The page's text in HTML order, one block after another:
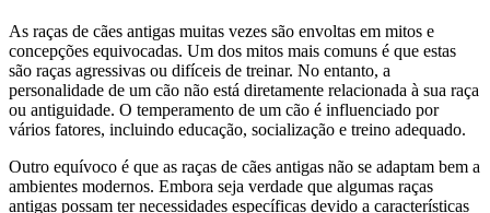
As raças de cães antigas muitas vezes são envoltas em mitos e
concepções equivocadas. Um dos mitos mais comuns é que estas
são raças agressivas ou difíceis de treinar. No entanto, a
personalidade de um cão não está diretamente relacionada à sua raça
ou antiguidade. O temperamento de um cão é influenciado por
vários fatores, incluindo educação, socialização e treino adequado.
Outro equívoco é que as raças de cães antigas não se adaptam bem a
ambientes modernos. Embora seja verdade que algumas raças
antigas possam ter necessidades específicas devido a características